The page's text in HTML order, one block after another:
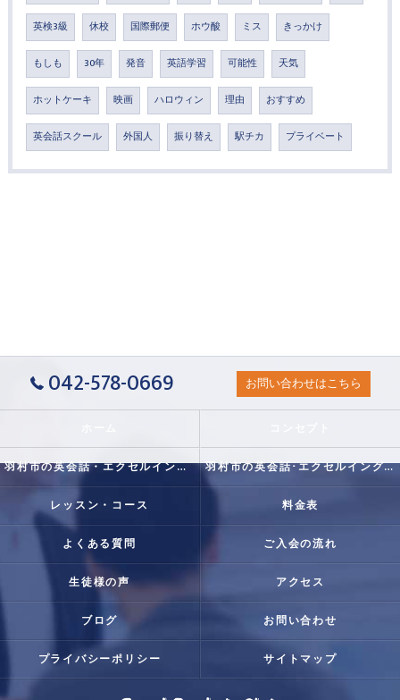
英検3級 休校 国際郵便 ホウ酸 ミス きっかけ
もしも 30年 発音 英語学習 可能性 天気
ホットケーキ 映画 ハロウィン 理由 おすすめ
英会話スクール 外国人 振り替え 駅チカ プライベート
042-578-0669 お問い合わせはこちら
羽村市の英会話・エクセルイングリッシュクラブの口コミ情報 羽村市の英会話･エクセルイングリッシュクラブの評判
レッスン・コース 料金表
よくある質問 ご入会の流れ
生徒様の声 アクセス
ブログ お問い合わせ
プライバシーポリシー サイトマップ